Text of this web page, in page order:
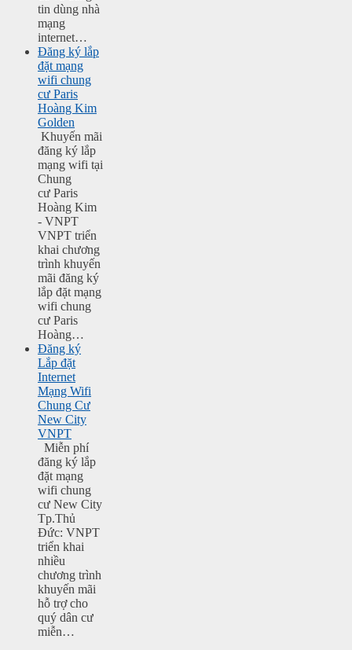
tin dùng nhà
mạng
internet…
Đăng ký lắp
đặt mạng
wifi chung
cư Paris
Hoàng Kim
Golden
Khuyến mãi
đăng ký lắp
mạng wifi tại
Chung
cư Paris
Hoàng Kim
- VNPT
VNPT triển
khai chương
trình khuyến
mãi đăng ký
lắp đặt mạng
wifi chung
cư Paris
Hoàng…
Đăng ký
Lắp đặt
Internet
Mạng Wifi
Chung Cư
New City
VNPT
Miễn phí
đăng ký lắp
đặt mạng
wifi chung
cư New City
Tp.Thủ
Đức: VNPT
triển khai
nhiều
chương trình
khuyến mãi
hỗ trợ cho
quý dân cư
miễn…